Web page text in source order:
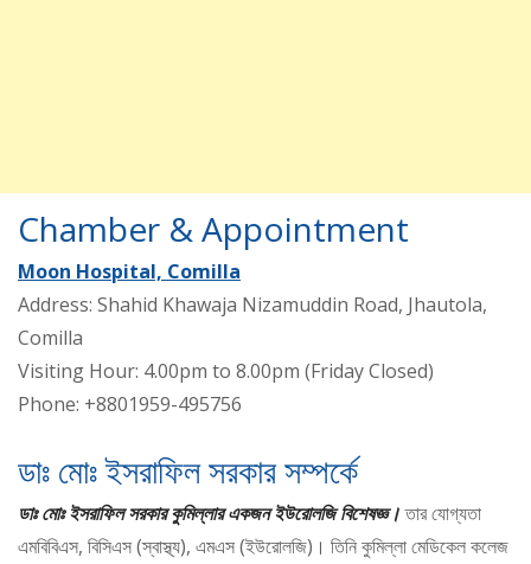
Chamber & Appointment
Moon Hospital, Comilla
Address: Shahid Khawaja Nizamuddin Road, Jhautola,
Comilla
Visiting Hour: 4.00pm to 8.00pm (Friday Closed)
Phone: +8801959-495756
ডাঃ মোঃ ইসরাফিল সরকার সম্পর্কে
ডাঃ মোঃ ইসরাফিল সরকার কুমিল্লার একজন ইউরোলজি বিশেষজ্ঞ।তার যোগ্যতা
এমবিবিএস, বিসিএস (স্বাস্থ্য), এমএস (ইউরোলজি)। তিনি কুমিল্লা মেডিকেল কলেজ